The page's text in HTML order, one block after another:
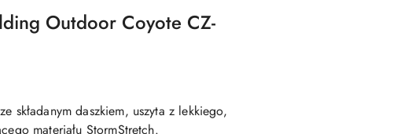
Outdoor Coyote CZ-
składanym daszkiem, uszyta z lekkiego,
materiału StormStretch.